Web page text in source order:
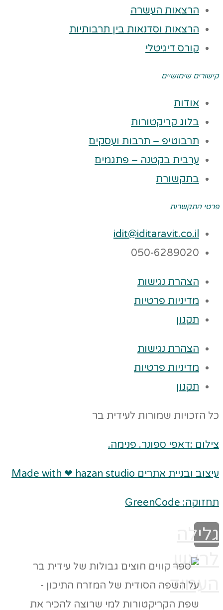
הרצאות העשרה
הרצאות וסדנאות בין תרבותיות
קורס דיגיטלי
קישורים שימושיים
אודות
בלוג קריקטורות
תרבוטיפ – תרבות ועסקים
ערבית בקטנה – פתגמים
בתקשורת
פרטי התקשרות
idit@iditaravit.co.il
050-6289020
הצהרת נגישות
מדיניות פרטיות
תקנון
הצהרת נגישות
מדיניות פרטיות
תקנון
כל הזכויות שמורות לעידית בר
צילום :דאפי ספונר. פנימה.
עיצוב ובניית אתרים Made with ❤ hazan studio
תחזוקה: GreenCode
גלילה
לראש
העמוד